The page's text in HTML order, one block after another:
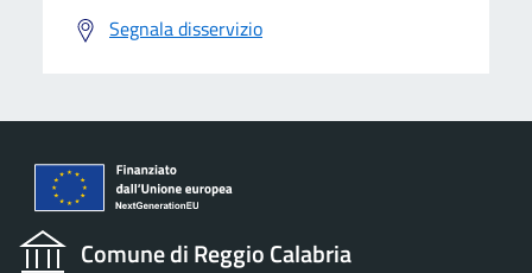
Segnala disservizio
Comune di Reggio Calabria